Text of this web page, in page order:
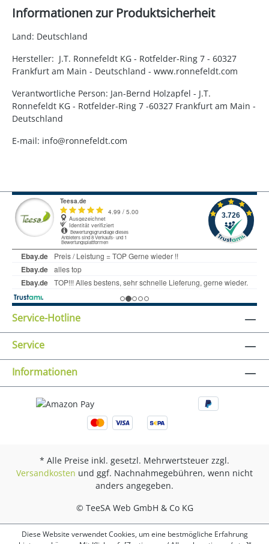
Informationen zur Produktsicherheit
Land: Deutschland
Hersteller: J.T. Ronnefeldt KG - Rotfelder-Ring 7 - 60327
Frankfurt am Main - Deutschland - www.ronnefeldt.com
Verantwortliche Person: Jan-Bernd Holzapfel - J.T.
Ronnefeldt KG - Rotfelder-Ring 7 -60327 Frankfurt am Main -
Deutschland
E-mail: info@ronnefeldt.com
Service-Hotline
Service
Informationen
* Alle Preise inkl. gesetzl. Mehrwertsteuer zzgl.
Versandkosten und ggf. Nachnahmegebühren, wenn nicht
anders angegeben.
© TeeSA Web GmbH & Co KG
Diese Website verwendet Cookies, um eine bestmögliche Erfahrung